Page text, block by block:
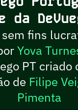
da
fins
Yova
PT criado
de Filipe
Pimenta